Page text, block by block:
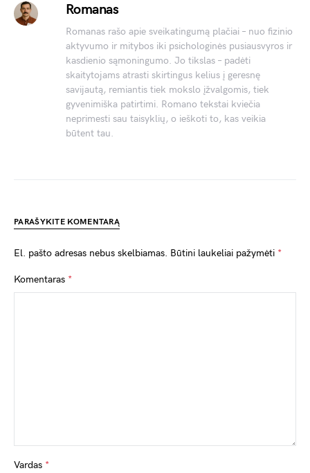
Romanas
Romanas rašo apie sveikatingumą plačiai – nuo fizinio
aktyvumo ir mitybos iki psichologinės pusiausvyros ir
kasdienio sąmoningumo. Jo tikslas – padėti
skaitytojams atrasti skirtingus kelius į geresnę
savijautą, remiantis tiek mokslo įžvalgomis, tiek
gyvenimiška patirtimi. Romano tekstai kviečia
neprimesti sau taisyklių, o ieškoti to, kas veikia
būtent tau.
PARAŠYKITE KOMENTARĄ
El. pašto adresas nebus skelbiamas. Būtini laukeliai pažymėti *
Komentaras *
Vardas *